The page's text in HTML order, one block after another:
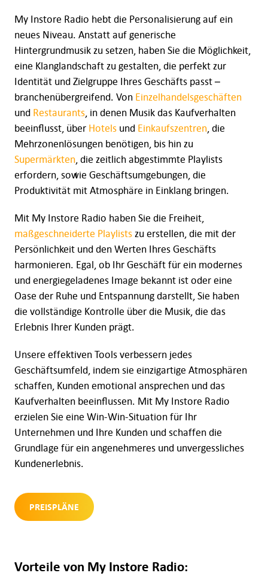
My Instore Radio hebt die Personalisierung auf ein
neues Niveau. Anstatt auf generische
Hintergrundmusik zu setzen, haben Sie die Möglichkeit,
eine Klanglandschaft zu gestalten, die perfekt zur
Identität und Zielgruppe Ihres Geschäfts passt –
branchenübergreifend. Von Einzelhandelsgeschäften
und Restaurants, in denen Musik das Kaufverhalten
beeinflusst, über Hotelsund Einkaufszentren, die
Mehrzonenlösungen benötigen, bis hin zu
Supermärkten, die zeitlich abgestimmte Playlists
erfordern, sowie Geschäftsumgebungen, die
Produktivität mit Atmosphäre in Einklang bringen.
Mit My Instore Radio haben Sie die Freiheit,
maßgeschneiderte Playlistszu erstellen, die mit der
Persönlichkeit und den Werten Ihres Geschäfts
harmonieren. Egal, ob Ihr Geschäft für ein modernes
und energiegeladenes Image bekannt ist oder eine
Oase der Ruhe und Entspannung darstellt, Sie haben
die vollständige Kontrolle über die Musik, die das
Erlebnis Ihrer Kunden prägt.
Unsere effektiven Tools verbessern jedes
Geschäftsumfeld, indem sie einzigartige Atmosphären
schaffen, Kunden emotional ansprechen und das
Kaufverhalten beeinflussen. Mit My Instore Radio
erzielen Sie eine Win-Win-Situation für Ihr
Unternehmen und Ihre Kunden und schaffen die
Grundlage für ein angenehmeres und unvergessliches
Kundenerlebnis.
PREISPLÄNE
Vorteile von My Instore Radio: